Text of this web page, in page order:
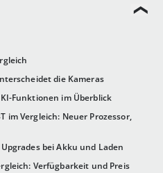
die Kameras
Funktionen im Überblick
im Vergleich: Neuer Prozessor,
bei Akku und Laden
Verfügbarkeit und Preis